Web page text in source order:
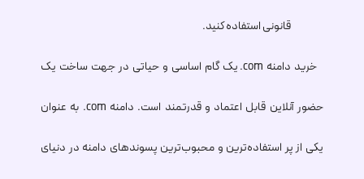
قانونی استفاده کنید.
خرید دامنه .comیک گام اساسی و حیاتی در جهت ساخت یک
حضور آنلاین قابل اعتماد و قدرتمند است. دامنه .com به عنوان
یکی از پر استفاده‌ترین و محبوب‌ترین پسوندهای دامنه در دنیای